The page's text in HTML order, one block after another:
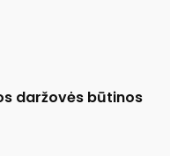
daržovės būtinos